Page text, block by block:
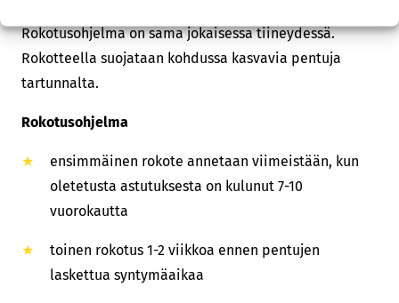
Rokotusohjelma on sama jokaisessa tiineydessä.
Rokotteella suojataan kohdussa kasvavia pentuja
tartunnalta.
Rokotusohjelma
ensimmäinen rokote annetaan viimeistään, kun
oletetusta astutuksesta on kulunut 7-10
vuorokautta
toinen rokotus 1-2 viikkoa ennen pentujen
laskettua syntymäaikaa